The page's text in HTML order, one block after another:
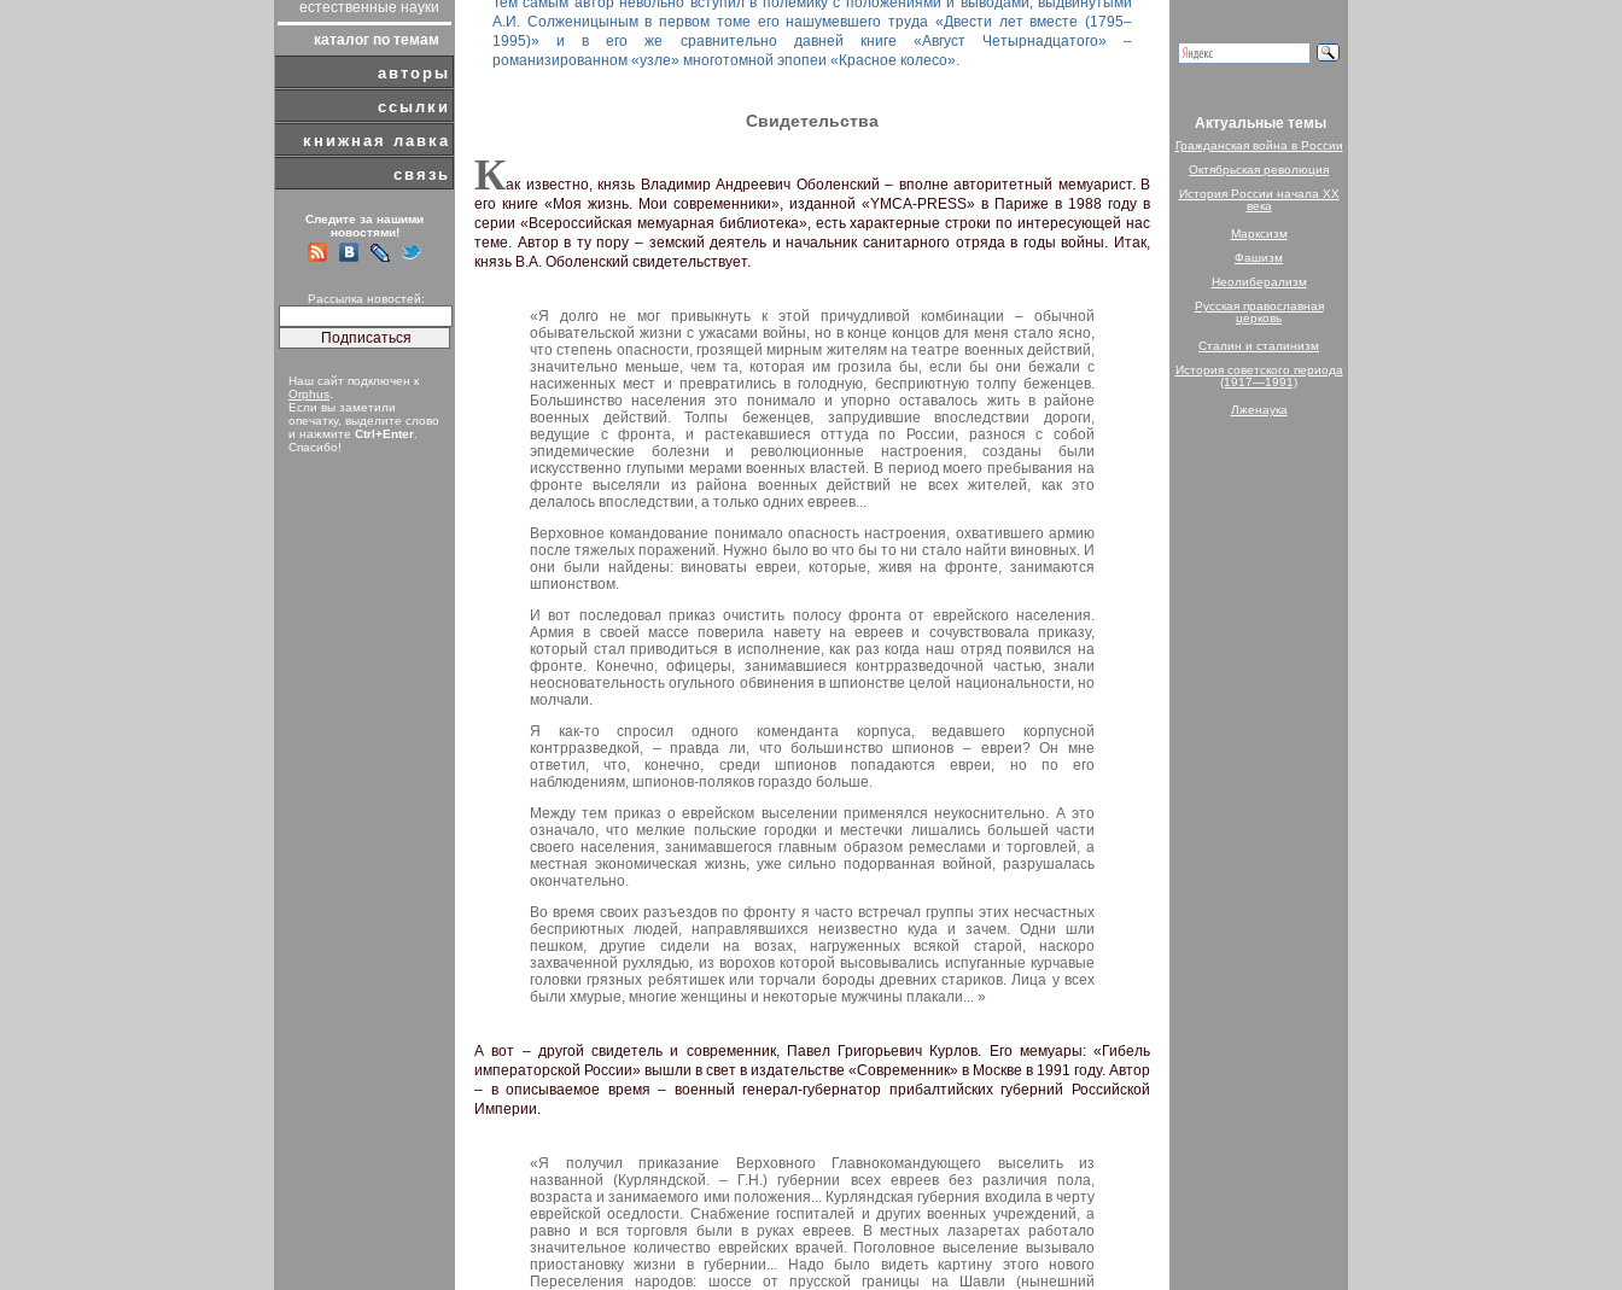
естественные науки
каталог по темам
авторы
ссылки
книжная лавка
связь
Следите за нашими
новостями!
Рассылка новостей:
Наш сайт подключен к
Orphus
Если вы заметили
опечатку, выделите слово
и нажмите Ctrl+Enter
Спасибо!
А.И. Солженицыным в первом томе его нашумевшего труда «Двести лет вместе (1795–
1995)» и в его же сравнительно давней книге «Август Четырнадцатого» –
романизированном «узле» многотомной эпопеи «Красное колесо».
Свидетельства
Как известно, князь Владимир Андреевич Оболенский – вполне авторитетный мемуарист. В
его книге «Моя жизнь. Мои современники», изданной «YMCA-PRESS» в Париже в 1988 году в
серии «Всероссийская мемуарная библиотека», есть характерные строки по интересующей нас
теме. Автор в ту пору – земский деятель и начальник санитарного отряда в годы войны. Итак,
князь В.А. Оболенский свидетельствует.
«Я долго не мог привыкнуть к этой причудливой комбинации – обычной
обывательской жизни с ужасами войны, но в конце концов для меня стало ясно,
что степень опасности, грозящей мирным жителям на театре военных действий,
значительно меньше, чем та, которая им грозила бы, если бы они бежали с
насиженных мест и превратились в голодную, бесприютную толпу беженцев.
Большинство населения это понимало и упорно оставалось жить в районе
военных действий. Толпы беженцев, запрудившие впоследствии дороги,
ведущие с фронта, и растекавшиеся оттуда по России, разнося с собой
эпидемические болезни и революционные настроения, созданы были
искусственно глупыми мерами военных властей. В период моего пребывания на
фронте выселяли из района военных действий не всех жителей, как это
делалось впоследствии, а только одних евреев...
Верховное командование понимало опасность настроения, охватившего армию
после тяжелых поражений. Нужно было во что бы то ни стало найти виновных. И
они были найдены: виноваты евреи, которые, живя на фронте, занимаются
шпионством.
И вот последовал приказ очистить полосу фронта от еврейского населения.
Армия в своей массе поверила навету на евреев и сочувствовала приказу,
который стал приводиться в исполнение, как раз когда наш отряд появился на
фронте. Конечно, офицеры, занимавшиеся контрразведочной частью, знали
неосновательность огульного обвинения в шпионстве целой национальности, но
молчали.
Я как-то спросил одного коменданта корпуса, ведавшего корпусной
контрразведкой, – правда ли, что большинство шпионов – евреи? Он мне
ответил, что, конечно, среди шпионов попадаются евреи, но по его
наблюдениям, шпионов-поляков гораздо больше.
Между тем приказ о еврейском выселении применялся неукоснительно. А это
означало, что мелкие польские городки и местечки лишались большей части
своего населения, занимавшегося главным образом ремеслами и торговлей, а
местная экономическая жизнь, уже сильно подорванная войной, разрушалась
окончательно.
Во время своих разъездов по фронту я часто встречал группы этих несчастных
бесприютных людей, направлявшихся неизвестно куда и зачем. Одни шли
пешком, другие сидели на возах, нагруженных всякой старой, наскоро
захваченной рухлядью, из ворохов которой высовывались испуганные курчавые
головки грязных ребятишек или торчали бороды древних стариков. Лица у всех
были хмурые, многие женщины и некоторые мужчины плакали... »
А вот – другой свидетель и современник, Павел Григорьевич Курлов. Его мемуары: «Гибель
императорской России» вышли в свет в издательстве «Современник» в Москве в 1991 году. Автор
– в описываемое время – военный генерал-губернатор прибалтийских губерний Российской
Империи.
«Я получил приказание Верховного Главнокомандующего выселить из
названной (Курляндской. – Г.Н.) губернии всех евреев без различия пола,
возраста и занимаемого ими положения... Курляндская губерния входила в черту
еврейской оседлости. Снабжение госпиталей и других военных учреждений, а
равно и вся торговля были в руках евреев. В местных лазаретах работало
значительное количество еврейских врачей. Поголовное выселение вызывало
приостановку жизни в губернии... Надо было видеть картину этого нового
Переселения народов: шоссе от прусской границы на Шавли (нынешний
Актуальные темы
Гражданская война в России
Октябрьская революция
История России начала XX
века
Марксизм
Фашизм
Неолиберализм
Русская православная
церковь
Сталин и сталинизм
История советского периода
(1917—1991)
Лженаука